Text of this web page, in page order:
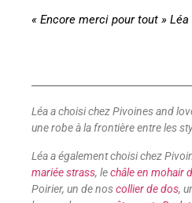
« Encore merci pour tout » Léa
Léa a choisi chez Pivoines and
une robe à la frontière entre les
Léa a également choisi chez
mariée strass, lechâle en mohair
Poirier, un de noscollier de dos,